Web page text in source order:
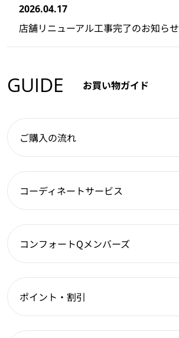
2026.04.17
店舗リニューアル工事完了のお知らせ
GUIDE お買い物ガイド
ご購入の流れ
コーディネートサービス
コンフォートQメンバーズ
ポイント・割引